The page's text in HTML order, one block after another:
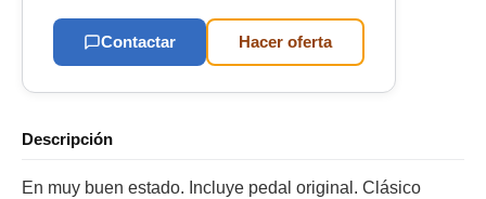
Contactar Hacer oferta
Descripción
En muy buen estado. Incluye pedal original. Clásico